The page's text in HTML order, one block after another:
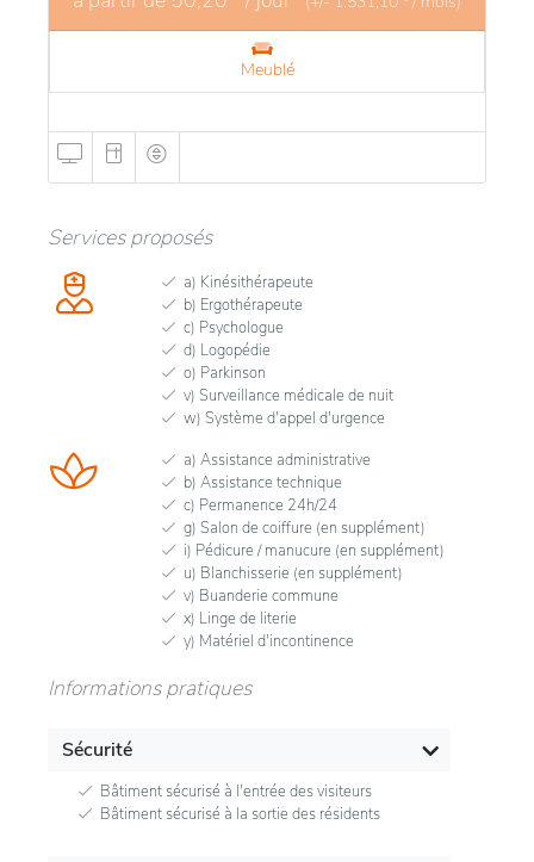
Meublé
Services proposés
a) Kinésithérapeute
b) Ergothérapeute
c) Psychologue
d) Logopédie
o) Parkinson
v) Surveillance médicale de nuit
w) Système d'appel d'urgence
a) Assistance administrative
b) Assistance technique
c) Permanence 24h/24
g) Salon de coiffure (en supplément)
i) Pédicure / manucure (en supplément)
u) Blanchisserie (en supplément)
v) Buanderie commune
x) Linge de literie
y) Matériel d'incontinence
Informations pratiques
Sécurité
Bâtiment sécurisé à l'entrée des visiteurs
Bâtiment sécurisé à la sortie des résidents